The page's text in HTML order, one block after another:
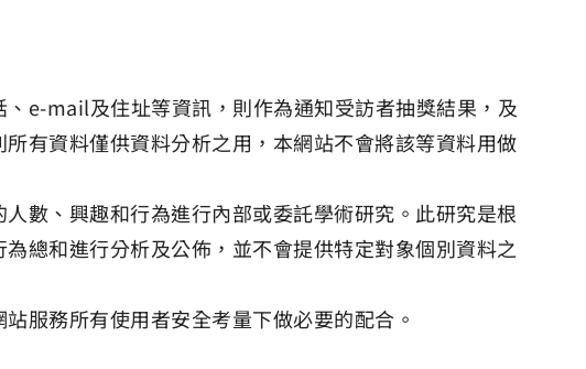
e-mail及住址等資訊，則作為通知受訪者抽獎結果，及
有資料僅供資料分析之用，本網站不會將該等資料用做
數、興趣和行為進行內部或委託學術研究。此研究是根
總和進行分析及公佈，並不會提供特定對象個別資料之
服務所有使用者安全考量下做必要的配合。